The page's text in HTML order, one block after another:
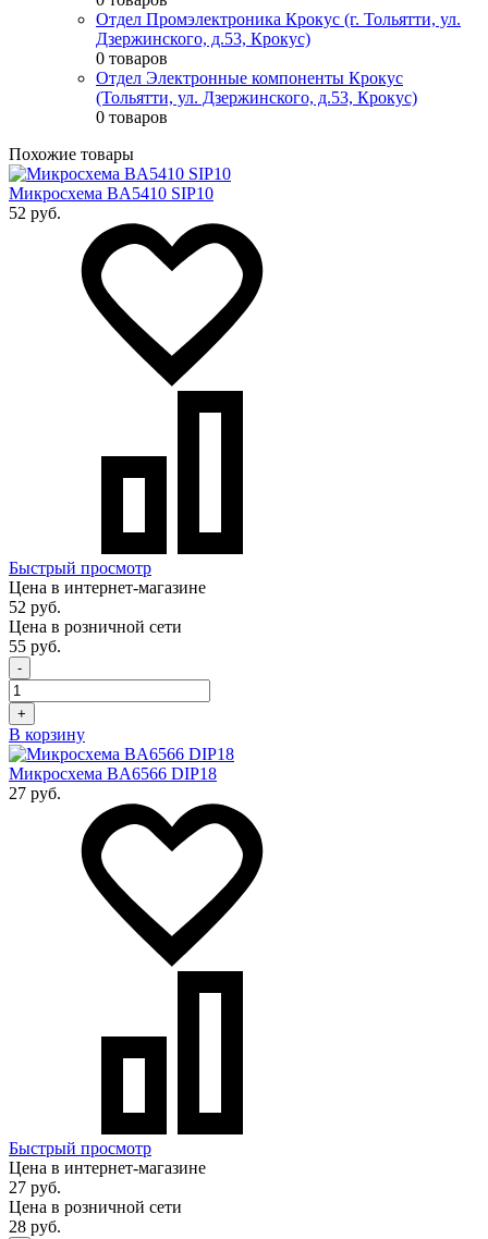
Отдел Промэлектроника Крокус (г. Тольятти, ул.
Дзержинского, д.53, Крокус)
0 товаров
Отдел Электронные компоненты Крокус
(Тольятти, ул. Дзержинского, д.53, Крокус)
0 товаров
Похожие товары
Микросхема BA5410 SIP10
52 руб.
Быстрый просмотр
Цена в интернет-магазине
52 руб.
Цена в розничной сети
55 руб.
-
+
В корзину
Микросхема BA6566 DIP18
27 руб.
Быстрый просмотр
Цена в интернет-магазине
27 руб.
Цена в розничной сети
28 руб.